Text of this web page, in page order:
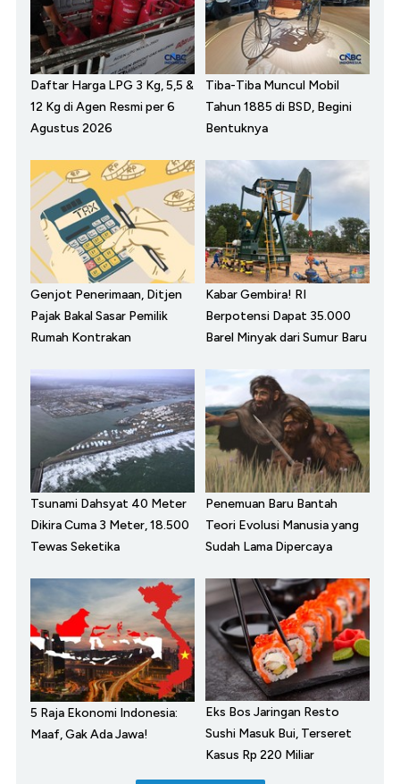
Daftar Harga LPG 3 Kg, 5,5 &
12 Kg di Agen Resmi per 6
Agustus 2026
Tiba-Tiba Muncul Mobil
Tahun 1885 di BSD, Begini
Bentuknya
Genjot Penerimaan, Ditjen
Pajak Bakal Sasar Pemilik
Rumah Kontrakan
Kabar Gembira! RI
Berpotensi Dapat 35.000
Barel Minyak dari Sumur Baru
Tsunami Dahsyat 40 Meter
Dikira Cuma 3 Meter, 18.500
Tewas Seketika
Penemuan Baru Bantah
Teori Evolusi Manusia yang
Sudah Lama Dipercaya
5 Raja Ekonomi Indonesia:
Maaf, Gak Ada Jawa!
Eks Bos Jaringan Resto
Sushi Masuk Bui, Terseret
Kasus Rp 220 Miliar